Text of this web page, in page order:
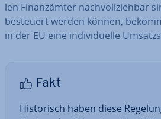
len Fi­nanz­äm­ter nach­voll­zieh­bar
besteuert werden können,
in der EU eine in­di­vi­du­el­le
Fakt
His­to­risch haben diese